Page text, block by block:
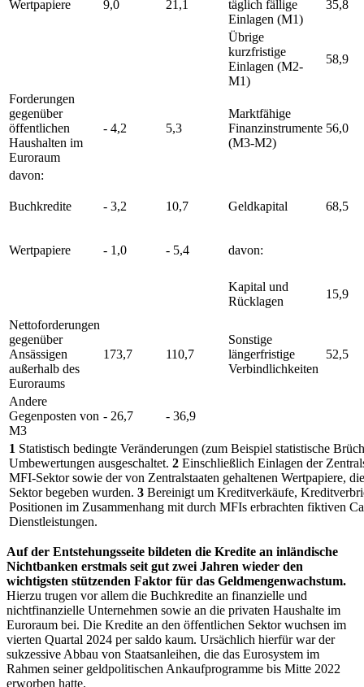
Wertpapiere 9,0 21,1
täglich fällige
Einlagen (M1)
35,8
Übrige
kurzfristige
Einlagen (M2-
M1)
58,9
Forderungen
gegenüber
öffentlichen
Haushalten im
Euroraum
- 4,2 5,3
Marktfähige
Finanzinstrumente
(M3-M2)
56,0
davon:
Buchkredite - 3,2 10,7 Geldkapital 68,5
Wertpapiere - 1,0 - 5,4 davon:
Kapital und
Rücklagen
15,9
Nettoforderungen
gegenüber
Ansässigen
außerhalb des
Euroraums
173,7 110,7
Sonstige
längerfristige
Verbindlichkeiten
52,5
Andere
Gegenposten von
M3
- 26,7 - 36,9
1 Statistisch bedingte Veränderungen (zum Beispiel statistische
Umbewertungen ausgeschaltet. 2 Einschließlich Einlagen der
MFI-Sektor sowie der von Zentralstaaten gehaltenen Wertpapiere,
Sektor begeben wurden. 3 Bereinigt um Kreditverkäufe,
Positionen im Zusammenhang mit durch MFIs erbrachten fiktiven
Dienstleistungen.
Auf der Entstehungsseite bildeten die Kredite an inländische
Nichtbanken erstmals seit gut zwei Jahren wieder den
wichtigsten stützenden Faktor für das Geldmengenwachstum.
Hierzu trugen vor allem die Buchkredite an finanzielle und
nichtfinanzielle Unternehmen sowie an die privaten Haushalte im
Euroraum bei. Die Kredite an den öffentlichen Sektor wuchsen im
vierten Quartal 2024 per saldo kaum. Ursächlich hierfür war der
sukzessive Abbau von Staatsanleihen, die das Eurosystem im
Rahmen seiner geldpolitischen Ankaufprogramme bis Mitte 2022
erworben hatte.